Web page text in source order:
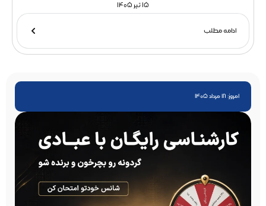
15 تیر 1405
ادامه مطلب
امروز: 18 مرداد 1405